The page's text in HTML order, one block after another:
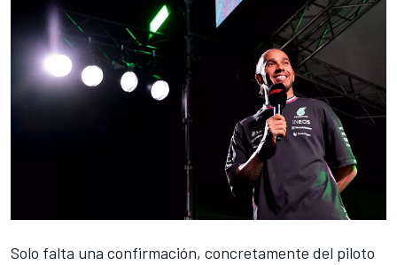
Solo falta una confirmación, concretamente del piloto